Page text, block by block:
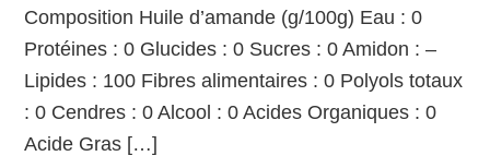
Composition Huile d’amande (g/100g) Eau : 0
Protéines : 0 Glucides : 0 Sucres : 0 Amidon : –
Lipides : 100 Fibres alimentaires : 0 Polyols totaux
: 0 Cendres : 0 Alcool : 0 Acides Organiques : 0
Acide Gras […]